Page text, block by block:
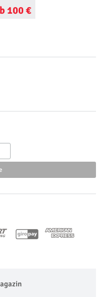
100 €